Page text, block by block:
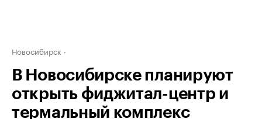
Новосибирск
В Новосибирске планируют
открыть фиджитал-центр и
термальный комплекс